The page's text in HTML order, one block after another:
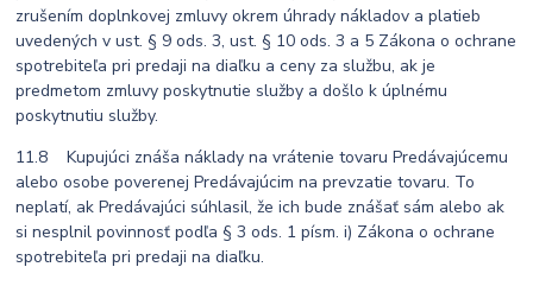
zrušením doplnkovej zmluvy okrem úhrady nákladov a platieb
uvedených v ust. § 9 ods. 3, ust. § 10 ods. 3 a 5 Zákona o ochrane
spotrebiteľa pri predaji na diaľku a ceny za službu, ak je
predmetom zmluvy poskytnutie služby a došlo k úplnému
poskytnutiu služby.
11.8 Kupujúci znáša náklady na vrátenie tovaru Predávajúcemu
alebo osobe poverenej Predávajúcim na prevzatie tovaru. To
neplatí, ak Predávajúci súhlasil, že ich bude znášať sám alebo ak
si nesplnil povinnosť podľa § 3 ods. 1 písm. i) Zákona o ochrane
spotrebiteľa pri predaji na diaľku.